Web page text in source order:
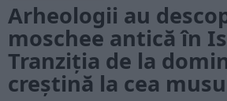
Arheologii au
moschee antică în
Tranziția de la
creștină la cea